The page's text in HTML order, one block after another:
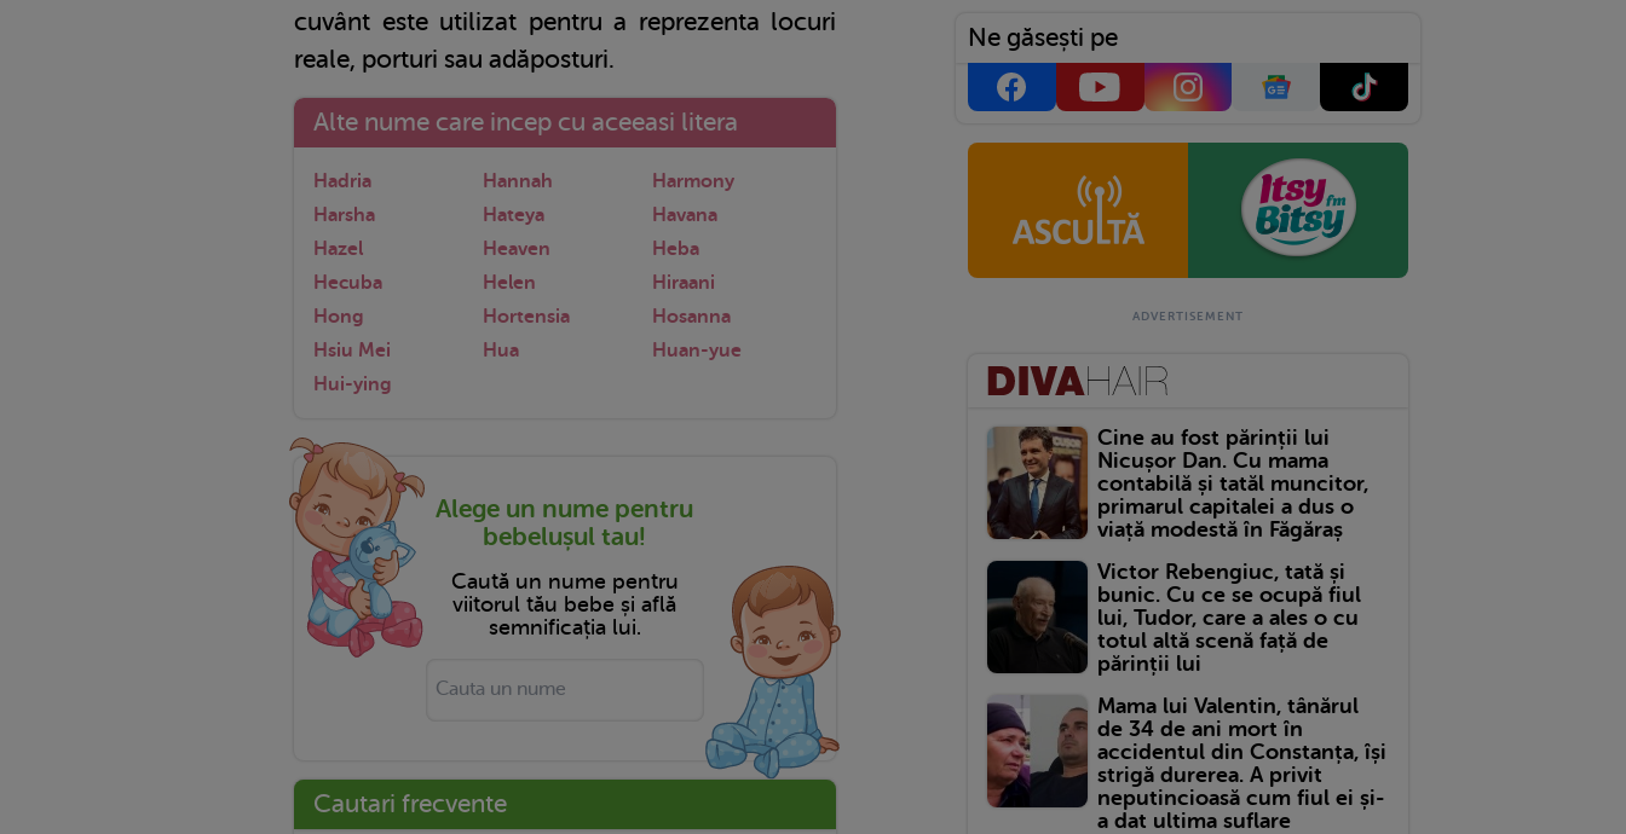
cuvânt este utilizat pentru a reprezenta locuri
reale, porturi sau adăposturi.
Alte nume care incep cu aceeasi litera
Hadria Hannah
Harmony
Harsha
Hateya
Havana
Hazel
Heaven
Heba
Hecuba
Helen
Hiraani
Hong
Hortensia
Hosanna
Hsiu Mei
Hua
Huan-yue
Hui-ying
Alege un nume pentru
bebelușul tau!
Caută un nume pentru
viitorul tău bebe și află
semnificația lui.
Cautari frecvente
Ne găsești pe
Cine au fost părinții lui
Nicușor Dan. Cu mama
contabilă și tatăl muncitor,
primarul capitalei a dus o
viață modestă în Făgăraș
Victor Rebengiuc, tată și
bunic. Cu ce se ocupă fiul
lui, Tudor, care a ales o cu
totul altă scenă față de
părinții lui
Mama lui Valentin, tânărul
de 34 de ani mort în
accidentul din Constanța, își
strigă durerea. A privit
neputincioasă cum fiul ei și-
a dat ultima suflare